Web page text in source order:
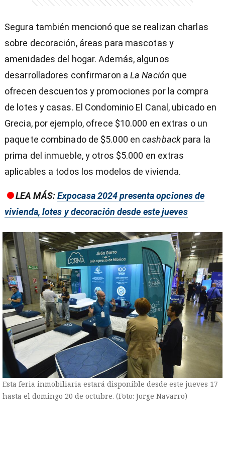
Segura también mencionó que se realizan charlas
sobre decoración, áreas para mascotas y
amenidades del hogar. Además, algunos
desarrolladores confirmaron aLa Nación que
ofrecen descuentos y promociones por la compra
de lotes y casas. El Condominio El Canal, ubicado en
Grecia, por ejemplo, ofrece $10.000 en extras o un
paquete combinado de $5.000 encashbackpara la
prima del inmueble, y otros $5.000 en extras
aplicables a todos los modelos de vivienda.
LEA MÁS:Expocasa 2024 presenta opciones de
vivienda, lotes y decoración desde este jueves
Esta feria inmobiliaria estará disponible desde este jueves 17
hasta el domingo 20 de octubre. (Foto: Jorge Navarro)